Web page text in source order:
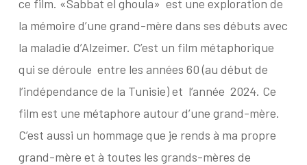
ce film. «Sabbat el ghoula» est une exploration de
la mémoire d’une grand-mère dans ses débuts avec
la maladie d’Alzeimer. C’est un film métaphorique
qui se déroule entre les années 60 (au début de
l’indépendance de la Tunisie) et l’année 2024. Ce
film est une métaphore autour d’une grand-mère.
C’est aussi un hommage que je rends à ma propre
grand-mère et à toutes les grands-mères de